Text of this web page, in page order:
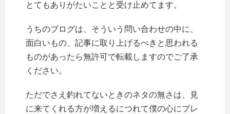
とてもありがたいことと受け止めてます。
うちのブログは、そういう問い合わせの中に、
面白いもの、記事に取り上げるべきと思われる
ものがあったら無許可で転載しますのでご了承
ください。
ただでさえ釣れてないときのネタの無さは、見
に来てくれる方が増えるにつれて僕の心にプレ